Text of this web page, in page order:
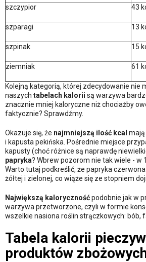
szczypior 43
szparagi 13
szpinak 15
ziemniak 61
Kolejną kategorią, której zdecydowanie nie
naszych tabelach kalorii są warzywa
znacznie mniej kaloryczne niż chociażby
faktycznie? Sprawdźmy.
Okazuje się, że najmniejszą ilość kcal mają
i kapusta pekińska. Pośrednie miejsce
kapusty (choć różnice są naprawdę
papryka? Wbrew pozorom nie tak wiele - w
Warto tutaj podkreślić, że papryka
żółtej i zielonej, co wiąże się ze stopniem
Największą kalorycznośćpodobnie jak w
warzywa przetworzone, czyli w formie
wszelkie nasiona roślin strączkowych: bób,
Tabela kalorii
produktów